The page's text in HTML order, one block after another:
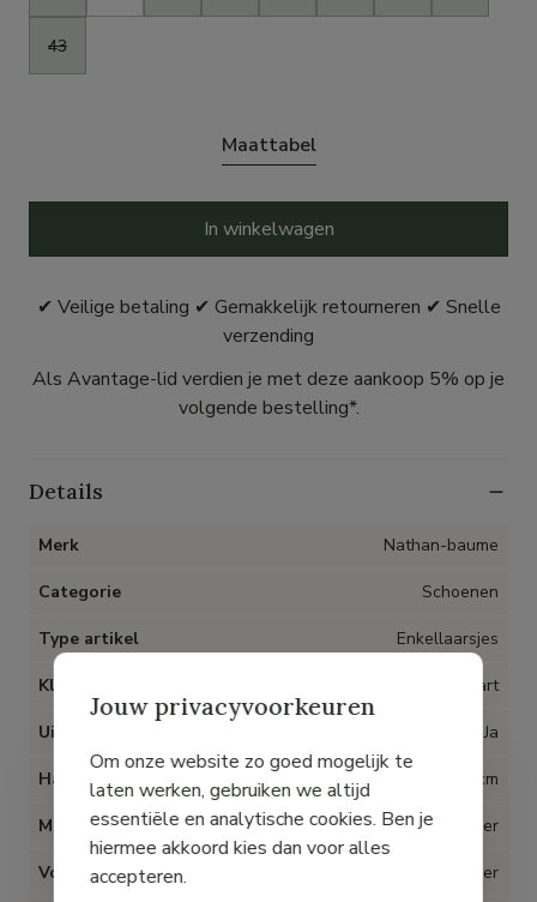
43
Maattabel
In winkelwagen
✔ Veilige betaling ✔ Gemakkelijk retourneren ✔ Snelle
verzending
Als Avantage-lid verdien je met deze aankoop 5% op je
volgende bestelling*.
Details
Merk Nathan-baume
Categorie Schoenen
Type artikel Enkellaarsjes
Kleur Zwart
Uitneembare inlegzolen Ja
Hak 6 cm
Materiaal Leder
Voering Leder
Jouw privacyvoorkeuren
Om onze website zo goed mogelijk te
laten werken, gebruiken we altijd
essentiële en analytische cookies. Ben je
hiermee akkoord kies dan voor alles
accepteren.